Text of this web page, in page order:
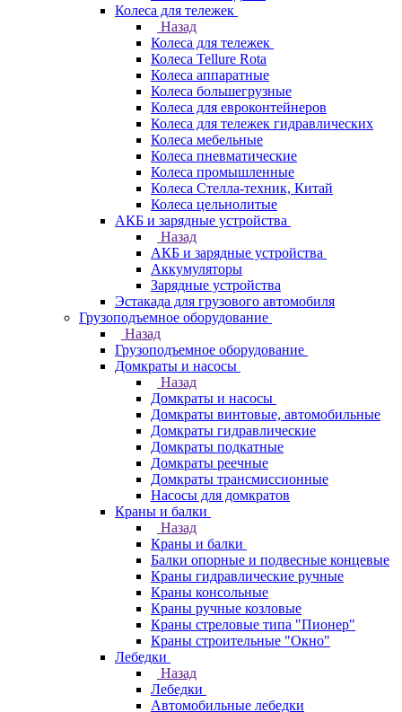
Колеса для тележек
Назад
Колеса для тележек
Колеса Tellure Rota
Колеса аппаратные
Колеса большегрузные
Колеса для евроконтейнеров
Колеса для тележек гидравлических
Колеса мебельные
Колеса пневматические
Колеса промышленные
Колеса Стелла-техник, Китай
Колеса цельнолитые
АКБ и зарядные устройства
Назад
АКБ и зарядные устройства
Аккумуляторы
Зарядные устройства
Эстакада для грузового автомобиля
Грузоподъемное оборудование
Назад
Грузоподъемное оборудование
Домкраты и насосы
Назад
Домкраты и насосы
Домкраты винтовые, автомобильные
Домкраты гидравлические
Домкраты подкатные
Домкраты реечные
Домкраты трансмиссионные
Насосы для домкратов
Краны и балки
Назад
Краны и балки
Балки опорные и подвесные концевые
Краны гидравлические ручные
Краны консольные
Краны ручные козловые
Краны стреловые типа "Пионер"
Краны строительные "Окно"
Лебедки
Назад
Лебедки
Автомобильные лебедки